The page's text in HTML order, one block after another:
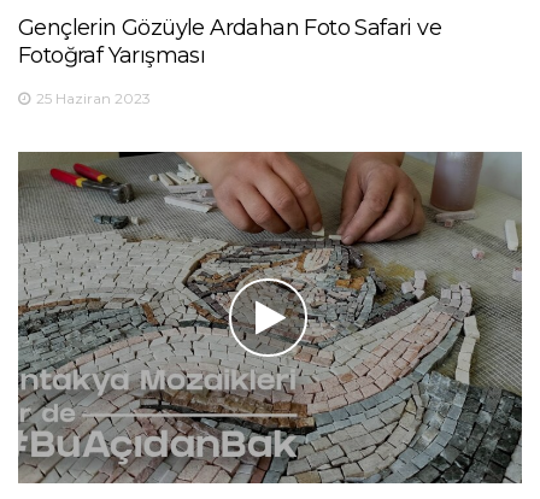
Gençlerin Gözüyle Ardahan Foto Safari ve
Fotoğraf Yarışması
25 Haziran 2023